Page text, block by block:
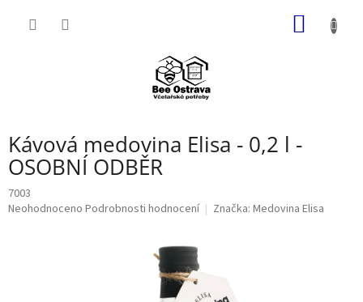
Kávová medovina Elisa - 0,2 l -
OSOBNÍ ODBĚR
7003
Průměrné
Neohodnoceno Podrobnosti hodnocení Značka: Medovina Elisa